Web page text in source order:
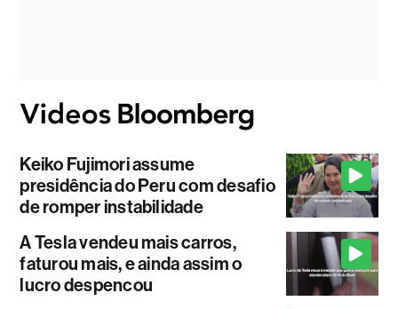
Keiko Fujimori assume
presidência do Peru com desafio
de romper instabilidade
A Tesla vendeu mais carros,
faturou mais, e ainda assim o
lucro despencou